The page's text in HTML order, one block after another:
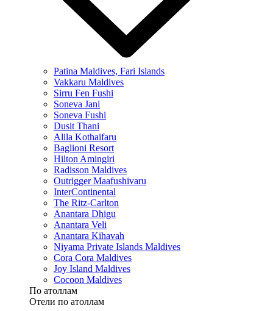
Patina Maldives, Fari Islands
Vakkaru Maldives
Sirru Fen Fushi
Soneva Jani
Soneva Fushi
Dusit Thani
Alila Kothaifaru
Baglioni Resort
Hilton Amingiri
Radisson Maldives
Outrigger Maafushivaru
InterContinental
The Ritz-Carlton
Anantara Dhigu
Anantara Veli
Anantara Kihavah
Niyama Private Islands Maldives
Cora Cora Maldives
Joy Island Maldives
Cocoon Maldives
По атоллам
Отели по атоллам